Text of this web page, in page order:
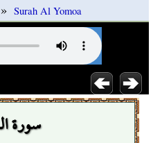
» Surah Al Yomoa
سورة